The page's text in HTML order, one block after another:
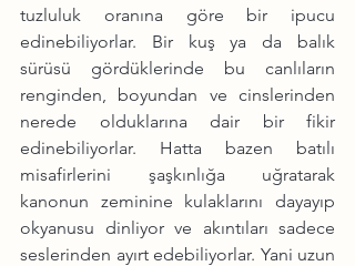
tuzluluk oranına göre bir ipucu
edinebiliyorlar. Bir kuş ya da balık
sürüsü gördüklerinde bu canlıların
renginden, boyundan ve cinslerinden
nerede olduklarına dair bir fikir
edinebiliyorlar. Hatta bazen batılı
misafirlerini şaşkınlığa uğratarak
kanonun zeminine kulaklarını dayayıp
okyanusu dinliyor ve akıntıları sadece
seslerinden ayırt edebiliyorlar. Yani uzun